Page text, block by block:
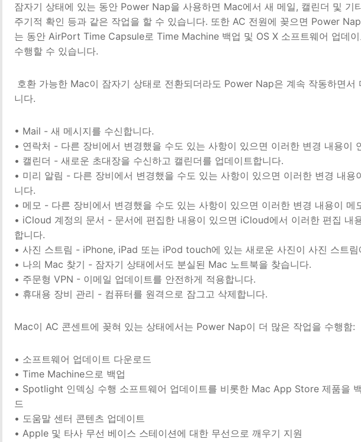
잠자기 상태에 있는 동안 Power Nap을 사용하면 Mac에서 새 메일, 캘린더 및 기
주기적 확인 등과 같은 작업을 할 수 있습니다. 또한 AC 전원에 꽂으면 Power
는 동안 AirPort Time Capsule로 Time Machine 백업 및 OS X 소프트웨어 업데
수행할 수 있습니다.
호환 가능한 Mac이 잠자기 상태로 전환되더라도 Power Nap은 계속 작동하면서
니다.
• Mail - 새 메시지를 수신합니다.
• 연락처 - 다른 장비에서 변경했을 수도 있는 사항이 있으면 이러한 변경 내용이
• 캘린더 - 새로운 초대장을 수신하고 캘린더를 업데이트합니다.
• 미리 알림 - 다른 장비에서 변경했을 수도 있는 사항이 있으면 이러한 변경 내용
니다.
• 메모 - 다른 장비에서 변경했을 수도 있는 사항이 있으면 이러한 변경 내용이 메
• iCloud 계정의 문서 - 문서에 편집한 내용이 있으면 iCloud에서 이러한 편집 내
합니다.
• 사진 스트림 - iPhone, iPad 또는 iPod touch에 있는 새로운 사진이 사진 스트림
• 나의 Mac 찾기 - 잠자기 상태에서도 분실된 Mac 노트북을 찾습니다.
• 주문형 VPN - 이메일 업데이트를 안전하게 적용합니다.
• 휴대용 장비 관리 - 컴퓨터를 원격으로 잠그고 삭제합니다.
Mac이 AC 콘센트에 꽂혀 있는 상태에서는 Power Nap이 더 많은 작업을 수행함:
• 소프트웨어 업데이트 다운로드
• Time Machine으로 백업
• Spotlight 인덱싱 수행 소프트웨어 업데이트를 비롯한 Mac App Store 제품을
드
• 도움말 센터 콘텐츠 업데이트
• Apple 및 타사 무선 베이스 스테이션에 대한 무선으로 깨우기 지원